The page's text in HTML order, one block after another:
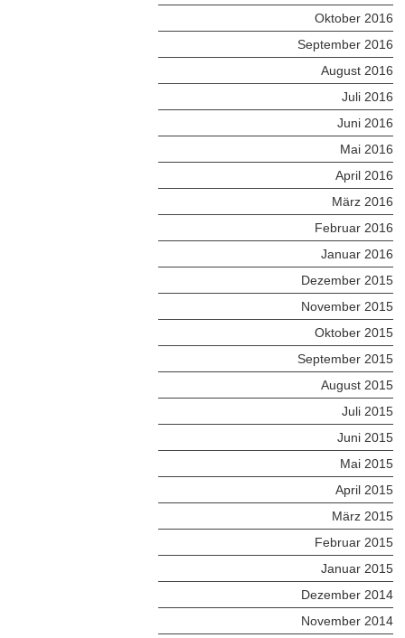
Oktober 2016
September 2016
August 2016
Juli 2016
Juni 2016
Mai 2016
April 2016
März 2016
Februar 2016
Januar 2016
Dezember 2015
November 2015
Oktober 2015
September 2015
August 2015
Juli 2015
Juni 2015
Mai 2015
April 2015
März 2015
Februar 2015
Januar 2015
Dezember 2014
November 2014